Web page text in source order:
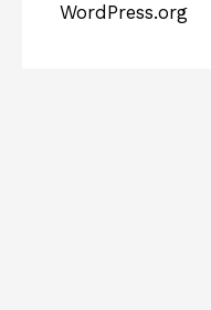
WordPress.org